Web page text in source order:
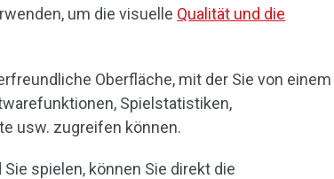
um die visuelle Qualität und die
Oberfläche, mit der Sie von einem
Spielstatistiken,
usw. zugreifen können.
spielen, können Sie direkt die